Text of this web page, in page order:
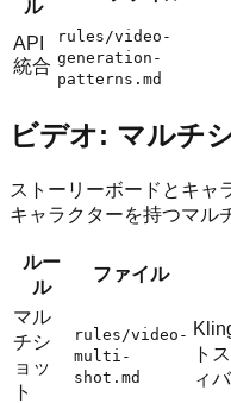
ル
API
統合
rules/video-
generation-
patterns.md
ビデオ: マルチ
ストーリーボードとキャ
キャラクターを持つマル
ルー
ル
ファイル
マル
チシ
ョッ
ト
rules/video-
multi-
shot.md
ト
ィ